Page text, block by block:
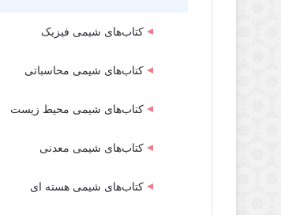
کتاب‌های شیمی فیزیک
کتاب‌های شیمی محاسباتی
کتاب‌های شیمی محیط زیست
کتاب‌های شیمی معدنی
کتاب‌های شیمی هسته ای